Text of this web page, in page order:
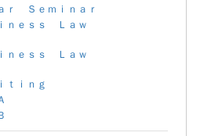
ｒ Ｓｅｍｉｎａｒ
ｎｅｓｓ Ｌａｗ
ｎｅｓｓ Ｌａｗ
ｔｉｎｇ